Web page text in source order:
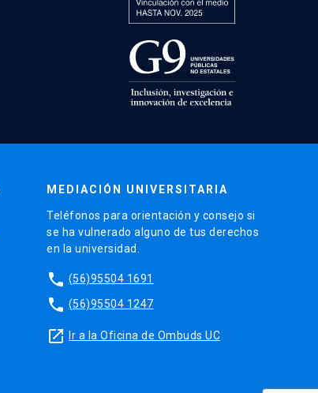
MEDIACIÓN UNIVERSITARIA
Teléfonos para orientación y consejo si
se ha vulnerado alguno de tus derechos
en la universidad.
phone (56)95504 1691
phone (56)95504 1247
launch Ir a la Oficina de Ombuds UC